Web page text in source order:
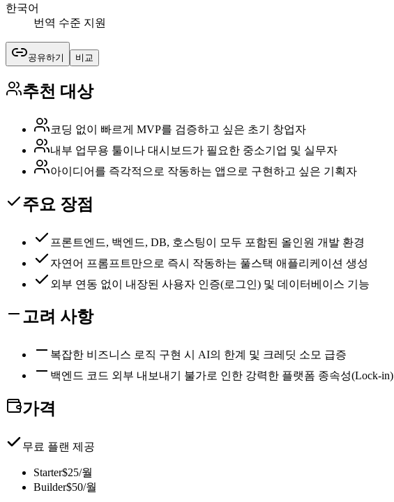
한국어
번역 수준 지원
공유하기 비교
추천 대상
코딩 없이 빠르게 MVP를 검증하고 싶은 초기 창업자
내부 업무용 툴이나 대시보드가 필요한 중소기업 및 실무자
아이디어를 즉각적으로 작동하는 앱으로 구현하고 싶은 기획자
주요 장점
프론트엔드, 백엔드, DB, 호스팅이 모두 포함된 올인원 개발 환경
자연어 프롬프트만으로 즉시 작동하는 풀스택 애플리케이션 생성
외부 연동 없이 내장된 사용자 인증(로그인) 및 데이터베이스 기능
고려 사항
복잡한 비즈니스 로직 구현 시 AI의 한계 및 크레딧 소모 급증
백엔드 코드 외부 내보내기 불가로 인한 강력한 플랫폼 종속성(Lock-in)
가격
무료 플랜 제공
Starter$25/월
Builder$50/월